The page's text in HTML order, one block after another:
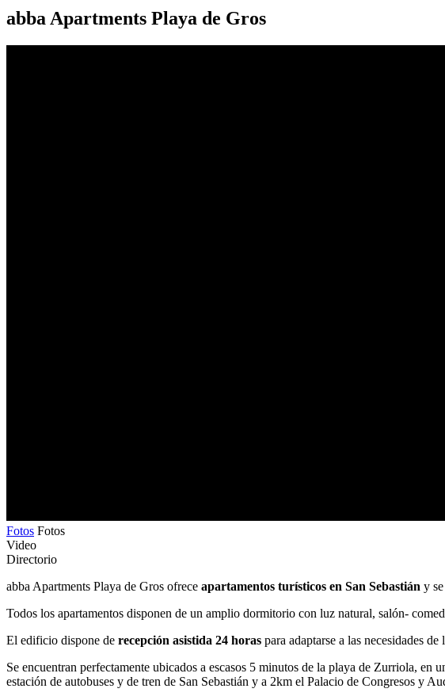
abba Apartments Playa de Gros
Fotos Fotos
Video
Directorio
abba Apartments Playa de Gros ofrece apartamentos turísticos en San Sebastián y
Todos los apartamentos disponen de un amplio dormitorio con luz natural, salón-
El edificio dispone de recepción asistida 24 horas para adaptarse a las necesidades de
Se encuentran perfectamente ubicados a escasos 5 minutos de la playa de Zurriola,
estación de autobuses y de tren de San Sebastián y a 2km el Palacio de Congresos y